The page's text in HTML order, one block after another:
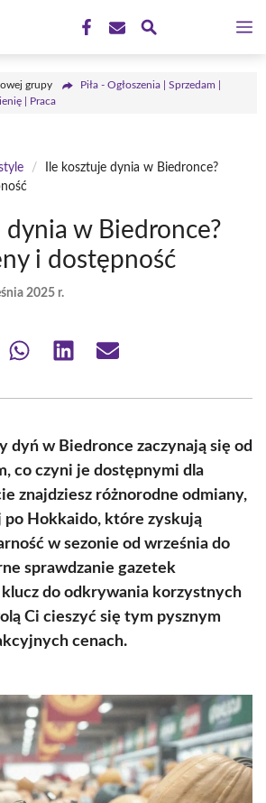
grupy
Piła - Ogłoszenia | Sprzedam |
| Praca
/
Ile kosztuje dynia w Biedronce?
dynia w Biedronce?
i dostępność
2025 r.
Share Share Share
dyń w Biedronce zaczynają się od
co czyni je dostępnymi dla
znajdziesz różnorodne odmiany,
po Hokkaido, które zyskują
w sezonie od września do
sprawdzanie gazetek
do odkrywania korzystnych
Ci cieszyć się tym pysznym
cenach.